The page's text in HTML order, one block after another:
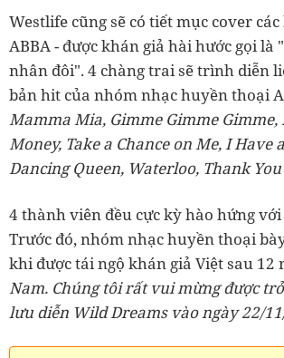
Westlife cũng sẽ có tiết mục cover
ABBA - được khán giả hài hước gọi
nhân đôi". 4 chàng trai sẽ trình diễn
bản hit của nhóm nhạc huyền thoại
Mamma Mia, Gimme Gimme
Money, Take a Chance on Me, I Have
Dancing Queen, Waterloo, Thank
4 thành viên đều cực kỳ hào hứng
Trước đó, nhóm nhạc huyền thoại
khi được tái ngộ khán giả Việt sau 12
Nam. Chúng tôi rất vui mừng được
lưu diễn Wild Dreams vào ngày 22/